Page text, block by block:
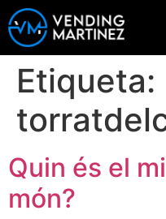
Etiqueta:
Quin és el
món?